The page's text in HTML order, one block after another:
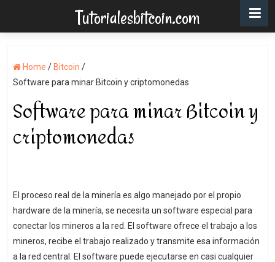
Tutorialesbitcoin.com
Home / Bitcoin /
Software para minar Bitcoin y criptomonedas
Software para minar Bitcoin y
criptomonedas
El proceso real de la minería es algo manejado por el propio
hardware de la minería, se necesita un software especial para
conectar los mineros a la red. El software ofrece el trabajo a los
mineros, recibe el trabajo realizado y transmite esa información
a la red central. El software puede ejecutarse en casi cualquier